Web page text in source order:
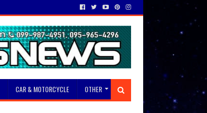
CAR & MOTORCYCLE OTHER